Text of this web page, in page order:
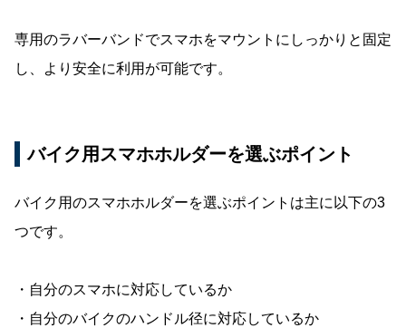
専用のラバーバンドでスマホをマウントにしっかりと固定
し、より安全に利用が可能です。
バイク用スマホホルダーを選ぶポイント
バイク用のスマホホルダーを選ぶポイントは主に以下の3
つです。
・自分のスマホに対応しているか
・自分のバイクのハンドル径に対応しているか